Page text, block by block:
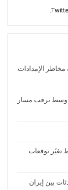
علاوة
إلى اتفاق
جديدة
التجارة
الإمدادات
وسط ترقب مسار
تغيّر توقعات
بين إيران